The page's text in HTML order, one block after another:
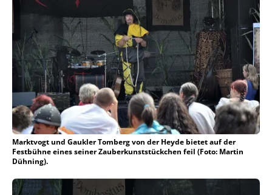
Marktvogt und Gaukler Tomberg von der Heyde bietet auf der
Festbühne eines seiner Zauberkunststückchen feil (Foto: Martin
Dühning).